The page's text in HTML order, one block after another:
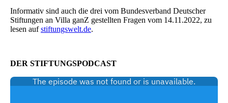
Informativ sind auch die drei vom Bundesverband Deutscher
Stiftungen an Villa ganZ gestellten Fragen vom 14.11.2022, zu
lesen aufstiftungswelt.de.
DER STIFTUNGSPODCAST